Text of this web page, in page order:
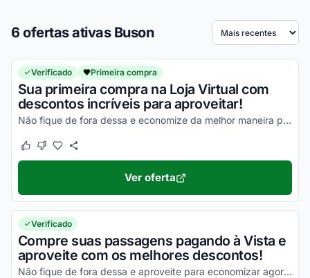
6 ofertas ativas Buson Ordenar por
Verificado Primeira compra
Sua primeira compra na Loja Virtual com
descontos incríveis para aproveitar!
Não fique de fora dessa e economize da melhor maneira possível!
Este cupom funcionou
Este cupom não funcionou
Ver oferta
Verificado
Compre suas passagens pagando à Vista e
aproveite com os melhores descontos!
Não fique de fora dessa e aproveite para economizar agora mesmo!